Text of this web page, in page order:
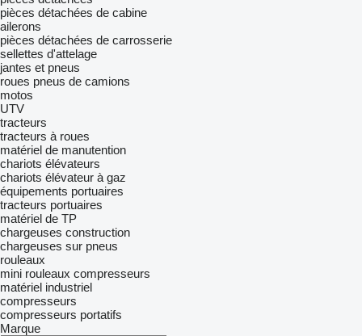
pièces détachées de cabine
ailerons
pièces détachées de carrosserie
sellettes d'attelage
jantes et pneus
roues pneus de camions
motos
UTV
tracteurs
tracteurs à roues
matériel de manutention
chariots élévateurs
chariots élévateur à gaz
équipements portuaires
tracteurs portuaires
matériel de TP
chargeuses construction
chargeuses sur pneus
rouleaux
mini rouleaux compresseurs
matériel industriel
compresseurs
compresseurs portatifs
Marque